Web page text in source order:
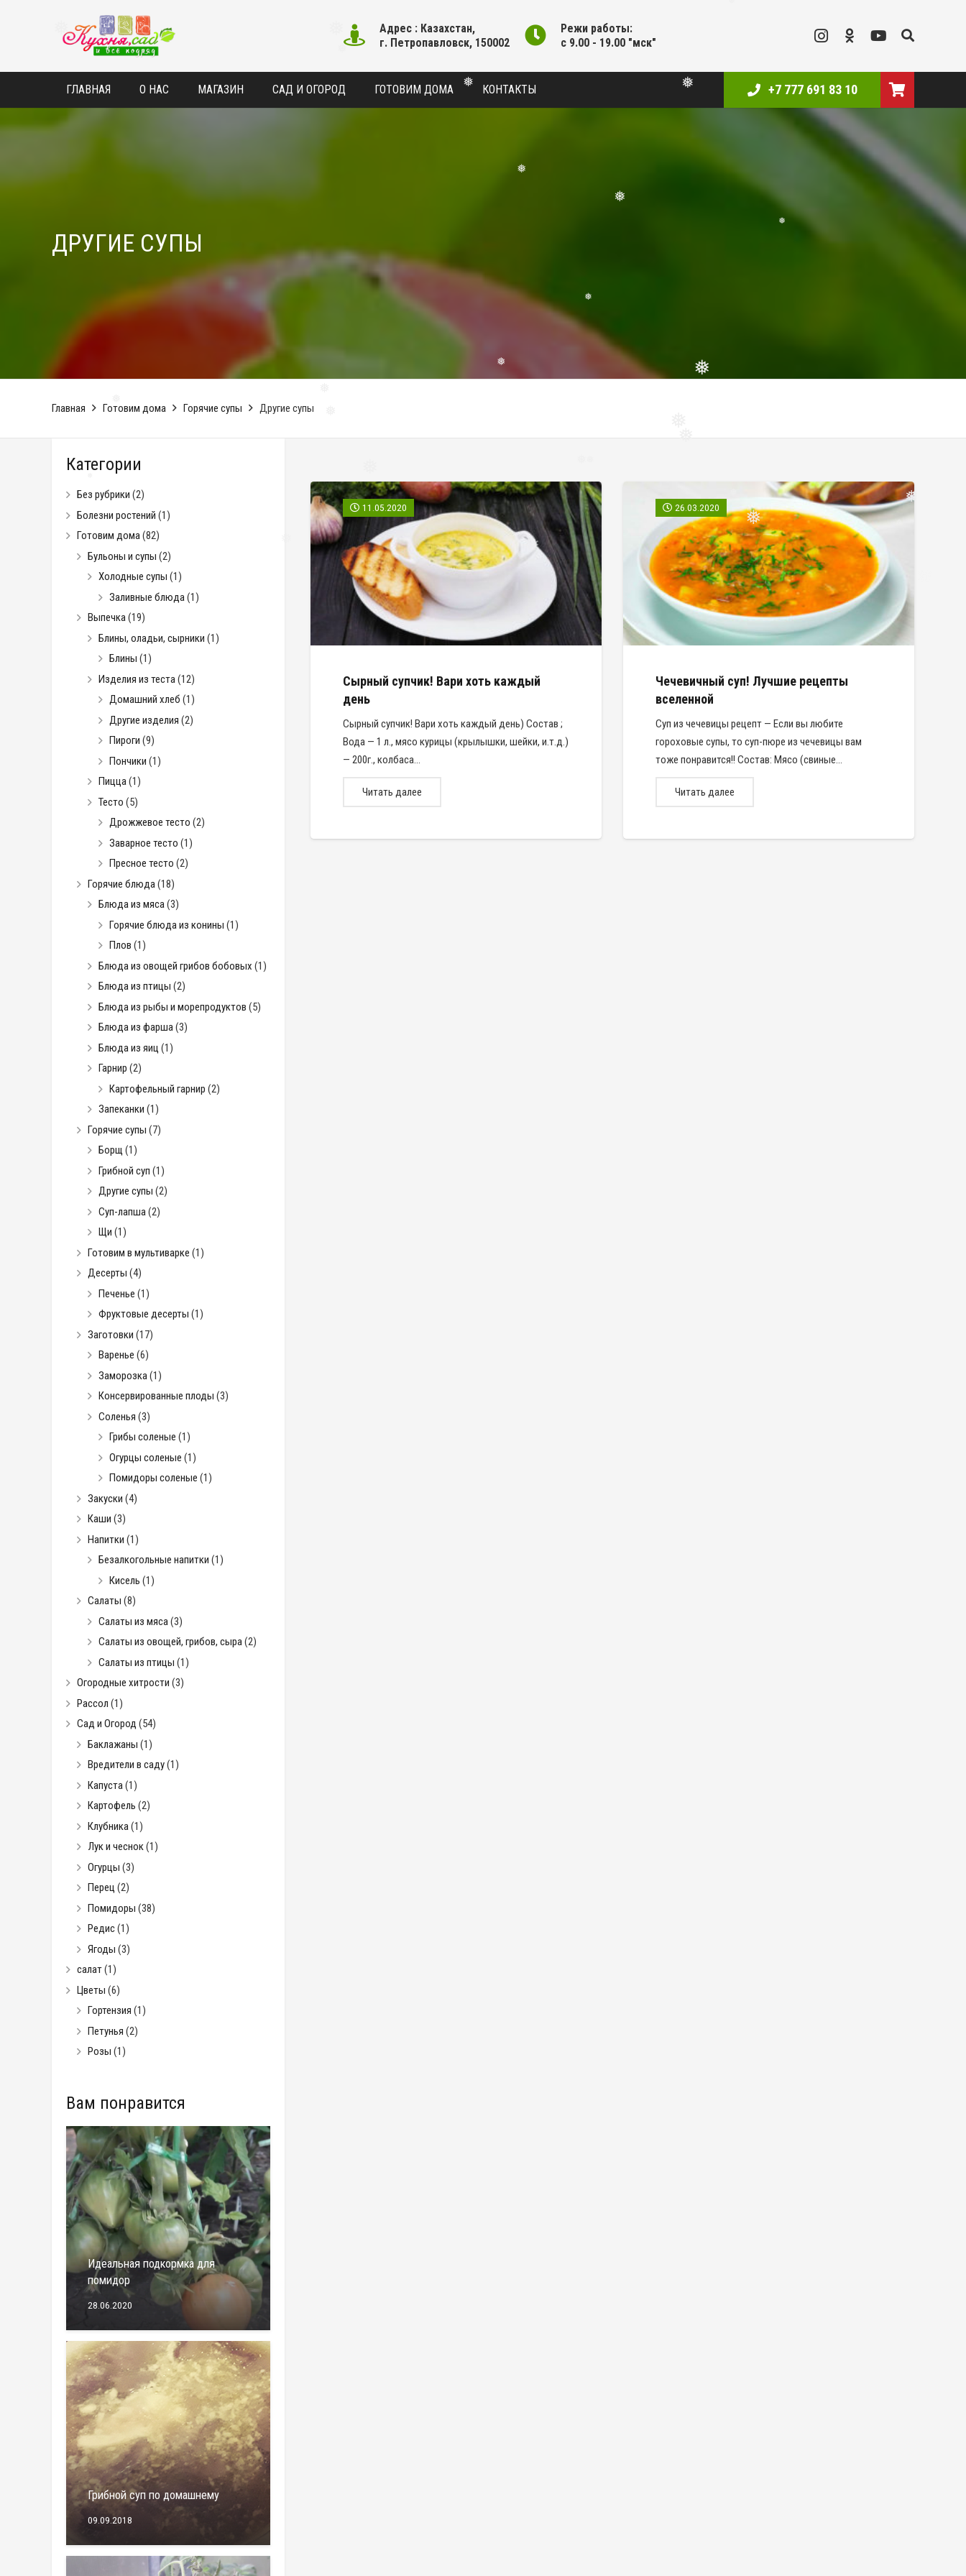
❅
❅
❅
❅
❅
❅
❅
Адрес : Казахстан,
г. Петропавловск, 150002
Режи работы:
с 9.00 - 19.00 "мск"
ГЛАВНАЯ О НАС МАГАЗИН САД И ОГОРОД ГОТОВИМ ДОМА КОНТАКТЫ +7 777 691 83 10
ДРУГИЕ СУПЫ
Главная Готовим дома Горячие супы Другие супы
11.05.2020
Сырный супчик! Вари хоть каждый
день
Сырный супчик! Вари хоть каждый день) Состав ;
Вода — 1 л., мясо курицы (крылышки, шейки, и.т.д.)
— 200г., колбаса…
Читать далее
26.03.2020
Чечевичный суп! Лучшие рецепты
вселенной
Суп из чечевицы рецепт — Если вы любите
гороховые супы, то суп-пюре из чечевицы вам
тоже понравится!! Состав: Мясо (свиные…
Читать далее
Категории
Без рубрики (2)
Болезни ростений (1)
Готовим дома(82)
Бульоны и супы (2)
Холодные супы (1)
Заливные блюда (1)
Выпечка(19)
Блины, оладьи, сырники (1)
Блины (1)
Изделия из теста (12)
Домашний хлеб (1)
Другие изделия (2)
Пироги (9)
Пончики (1)
Пицца(1)
Тесто (5)
Дрожжевое тесто (2)
Заварное тесто (1)
Пресное тесто (2)
Горячие блюда (18)
Блюда из мяса(3)
Горячие блюда из конины (1)
Плов (1)
Блюда из овощей грибов бобовых (1)
Блюда из птицы (2)
Блюда из рыбы и морепродуктов (5)
Блюда из фарша(3)
Блюда из яиц (1)
Гарнир (2)
Картофельный гарнир (2)
Запеканки (1)
Горячие супы (7)
Борщ (1)
Грибной суп (1)
Другие супы (2)
Суп-лапша (2)
Щи (1)
Готовим в мультиварке (1)
Десерты (4)
Печенье (1)
Фруктовые десерты (1)
Заготовки (17)
Варенье (6)
Заморозка (1)
Консервированные плоды (3)
Соленья (3)
Грибы соленые (1)
Огурцы соленые (1)
Помидоры соленые (1)
Закуски (4)
Каши (3)
Напитки (1)
Безалкогольные напитки (1)
Кисель (1)
Салаты (8)
Салаты из мяса (3)
Салаты из овощей, грибов, сыра(2)
Салаты из птицы (1)
Огородные хитрости (3)
Рассол (1)
Сад и Огород (54)
Баклажаны (1)
Вредители в саду(1)
Капуста (1)
Картофель (2)
Клубника (1)
Лук и чеснок(1)
Огурцы (3)
Перец (2)
Помидоры (38)
Редис(1)
Ягоды (3)
салат(1)
Цветы (6)
Гортензия (1)
Петунья (2)
Розы (1)
Вам понравится
Идеальная подкормка для
помидор
28.06.2020
Грибной суп по домашнему
09.09.2018